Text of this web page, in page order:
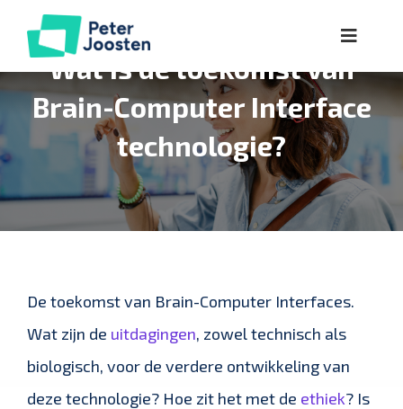
naar
inhoud
Toggle
Over
Lezingen
Workshops
Referenties
Wat is de toekomst van
Brain-Computer Interface
technologie?
De toekomst van Brain-Computer Interfaces.
Wat zijn de uitdagingen, zowel technisch als
biologisch, voor de verdere ontwikkeling van
deze technologie? Hoe zit het met de ethiek? Is